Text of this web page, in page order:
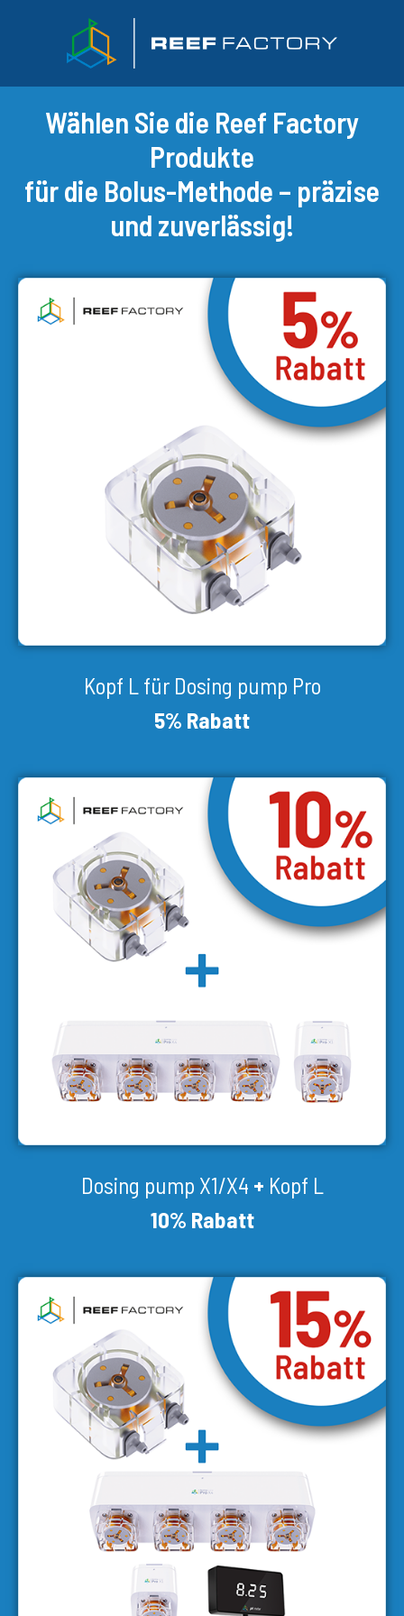
Wählen Sie die Reef Factory
Produkte
für die Bolus-Methode – präzise
und zuverlässig!
Kopf L für Dosing pump Pro
5% Rabatt
Dosing pump X1/X4 + Kopf L
10% Rabatt